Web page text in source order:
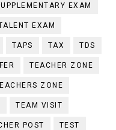
EXAM
EXAM
TAPS TAX TDS
TEACHER ZONE
ZONE
TEAM VISIT
POST TEST